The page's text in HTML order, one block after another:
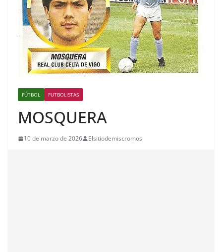
FÚTBOL FUTBOLISTAS
MOSQUERA
10 de marzo de 2026 Elsitiodemiscromos